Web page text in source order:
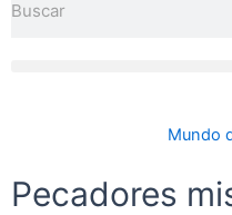
Mundo
Pecadores